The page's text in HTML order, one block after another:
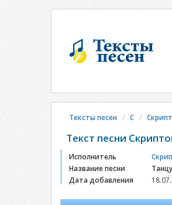
Тексты песен С
Текст песни
Исполнитель
Название песни
Дата добавления